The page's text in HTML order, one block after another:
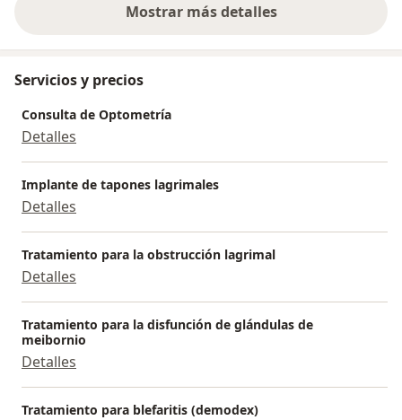
Mostrar más detalles
sobre la experiencia
Servicios y precios
Consulta de Optometría
Detalles
Implante de tapones lagrimales
Detalles
Tratamiento para la obstrucción lagrimal
Detalles
Tratamiento para la disfunción de glándulas de
meibornio
Detalles
Tratamiento para blefaritis (demodex)